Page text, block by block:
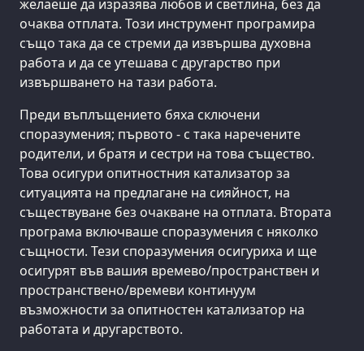
желаеше да изразява любов и светлина, без да
очаква отплата. Този инструмент програмира
също така да се стреми да извършва духовна
работа и да се утешава с другарство при
извършването на тази работа.
Преди въплъщението бяха сключени
споразумения; първото - с така наречените
родители, и братя и сестри на това същество.
Това осигури опитностния катализатор за
ситуацията на предлагане на сияйност, на
съществуване без очакване на отплата. Втората
програма включваше споразумения с няколко
същности. Тези споразумения осигуриха и ще
осигурят във вашия времево/пространствен и
пространствено/времеви континуум
възможности за опитностен катализатор на
работата и другарството.